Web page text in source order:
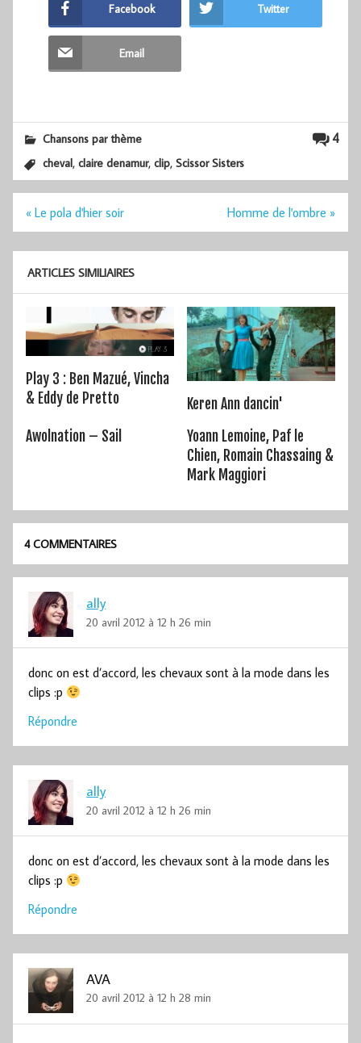
Facebook Twitter
Email
4
Chansons par thème
cheval,claire denamur,clip,Scissor Sisters
Navigation
« Le pola d'hier soir Homme de l'ombre »
ARTICLES SIMILIAIRES
Play 3 : Ben Mazué, Vincha
& Eddy de Pretto
Keren Ann dancin'
Awolnation – Sail
Yoann Lemoine, Paf le
Chien, Romain Chassaing &
Mark Maggiori
4 COMMENTAIRES
ally
20 avril 2012 à 12 h 26 min
donc on est d’accord, les chevaux sont à la mode dans les
clips :p
Répondre
ally
20 avril 2012 à 12 h 26 min
donc on est d’accord, les chevaux sont à la mode dans les
clips :p
Répondre
AVA
20 avril 2012 à 12 h 28 min